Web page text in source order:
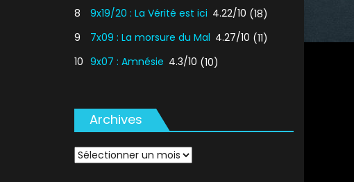
8
9x19/20 : La Vérité est ici 4.22/10 (18)
9
7x09 : La morsure du Mal 4.27/10 (11)
10 9x07 : Amnésie 4.3/10 (10)
Archives
Archives